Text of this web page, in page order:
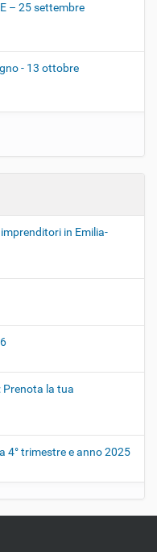
– 25 settembre
- 13 ottobre
in Emilia-
Prenota la tua
4° trimestre e anno 2025